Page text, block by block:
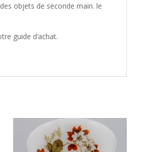
objets de seconde main. le
guide d’achat.